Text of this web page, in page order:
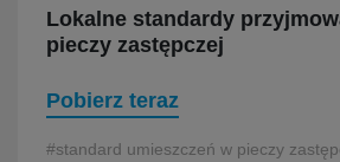
Lokalne standardy
pieczy zastępczej
Pobierz teraz
#standard umieszczeń w pieczy